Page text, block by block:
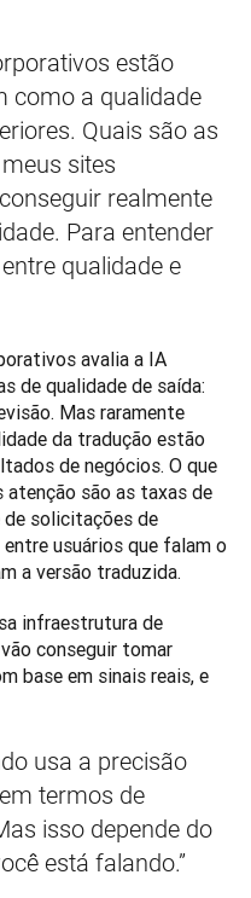
estão
como a qualidade
Quais são as
sites
realmente
Para entender
qualidade e
avalia a IA
de qualidade de saída:
Mas raramente
da tradução estão
de negócios. O que
atenção são as taxas de
de solicitações de
usuários que falam o
a versão traduzida.
infraestrutura de
conseguir tomar
base em sinais reais, e
usa a precisão
termos de
isso depende do
está falando.”